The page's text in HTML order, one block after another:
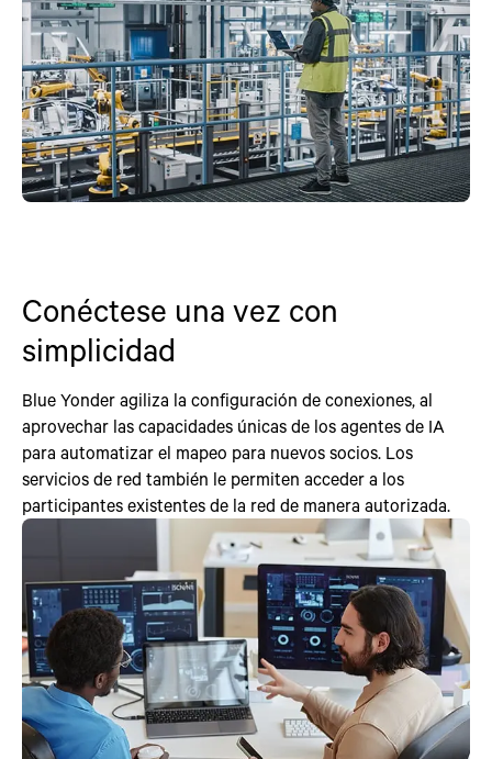
Conéctese una vez con
simplicidad
Blue Yonder agiliza la configuración de conexiones, al
aprovechar las capacidades únicas de los agentes de IA
para automatizar el mapeo para nuevos socios. Los
servicios de red también le permiten acceder a los
participantes existentes de la red de manera autorizada.